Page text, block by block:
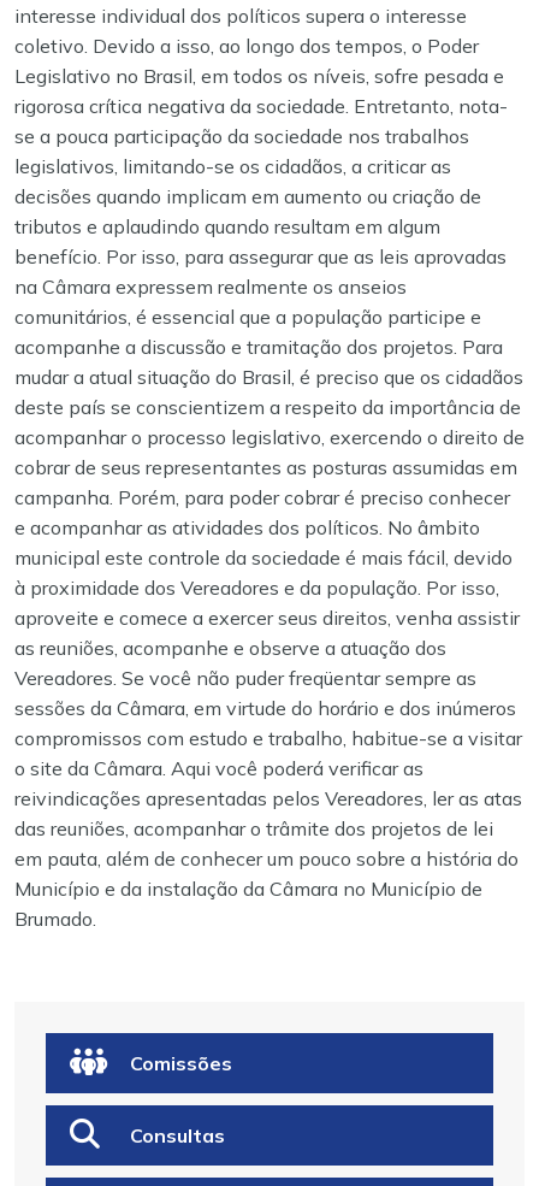
Comissões
Consultas
interesse individual dos políticos supera o interesse
coletivo. Devido a isso, ao longo dos tempos, o Poder
Legislativo no Brasil, em todos os níveis, sofre pesada e
rigorosa crítica negativa da sociedade. Entretanto, nota-
se a pouca participação da sociedade nos trabalhos
legislativos, limitando-se os cidadãos, a criticar as
decisões quando implicam em aumento ou criação de
tributos e aplaudindo quando resultam em algum
benefício. Por isso, para assegurar que as leis aprovadas
na Câmara expressem realmente os anseios
comunitários, é essencial que a população participe e
acompanhe a discussão e tramitação dos projetos. Para
mudar a atual situação do Brasil, é preciso que os cidadãos
deste país se conscientizem a respeito da importância de
acompanhar o processo legislativo, exercendo o direito de
cobrar de seus representantes as posturas assumidas em
campanha. Porém, para poder cobrar é preciso conhecer
e acompanhar as atividades dos políticos. No âmbito
municipal este controle da sociedade é mais fácil, devido
à proximidade dos Vereadores e da população. Por isso,
aproveite e comece a exercer seus direitos, venha assistir
as reuniões, acompanhe e observe a atuação dos
Vereadores. Se você não puder freqüentar sempre as
sessões da Câmara, em virtude do horário e dos inúmeros
compromissos com estudo e trabalho, habitue-se a visitar
o site da Câmara. Aqui você poderá verificar as
reivindicações apresentadas pelos Vereadores, ler as atas
das reuniões, acompanhar o trâmite dos projetos de lei
em pauta, além de conhecer um pouco sobre a história do
Município e da instalação da Câmara no Município de
Brumado.